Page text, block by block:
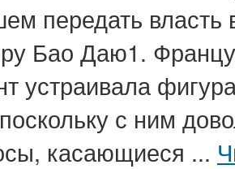
передать
Бао Даю1.
устраивала
с ним
касающиеся ...